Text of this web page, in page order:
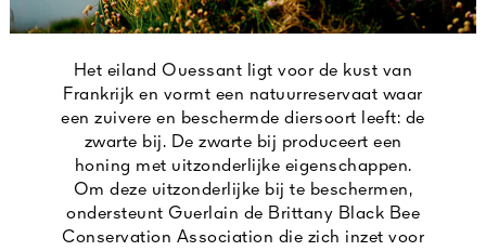
Het eiland Ouessant ligt voor de kust van
Frankrijk en vormt een natuurreservaat waar
een zuivere en beschermde diersoort leeft: de
zwarte bij. De zwarte bij produceert een
honing met uitzonderlijke eigenschappen.
Om deze uitzonderlijke bij te beschermen,
ondersteunt Guerlain de Brittany Black Bee
Conservation Association die zich inzet voor